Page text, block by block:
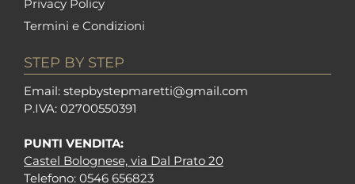
Privacy Policy
Termini e Condizioni
STEP BY STEP
Email: stepbystepmaretti@gmail.com
P.IVA: 02700550391
PUNTI VENDITA:
Castel Bolognese, via Dal Prato 20
Telefono: 0546 656823